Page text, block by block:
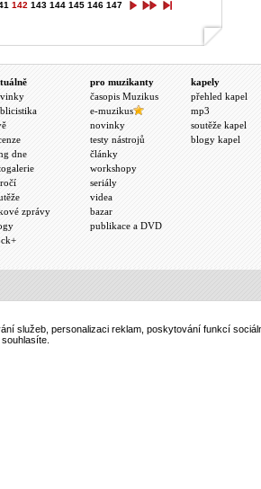
142 143 144 145 146 147
dne
zprávy
pro muzikanty
časopis Muzikus
e-muzikus
novinky
testy nástrojů
články
workshopy
seriály
videa
bazar
publikace a DVD
kapely
přehled kapel
mp3
soutěže kapel
blogy kapel
služeb, personalizaci reklam, poskytování funkcí